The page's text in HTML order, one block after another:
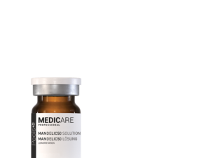
Купить в 1 клик